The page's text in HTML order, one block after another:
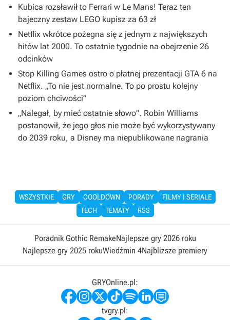
Kubica rozsławił to Ferrari w Le Mans! Teraz ten
bajeczny zestaw LEGO kupisz za 63 zł
Netflix wkrótce pożegna się z jednym z największych
hitów lat 2000. To ostatnie tygodnie na obejrzenie 26
odcinków
Stop Killing Games ostro o płatnej prezentacji GTA 6 na
Netflix. „To nie jest normalne. To po prostu kolejny
poziom chciwości”
„Nalegał, by mieć ostatnie słowo”. Robin Williams
postanowił, że jego głos nie może być wykorzystywany
do 2039 roku, a Disney ma niepublikowane nagrania
WSZYSTKIE GRY COOLDOWN PORADY
FILMY I SERIALE
TECH
TEMATY RSS
Poradnik Gothic RemakeNajlepsze gry 2026 roku
Najlepsze gry 2025 rokuWiedźmin 4Najbliższe premiery
GRYOnline.pl:
tvgry.pl: